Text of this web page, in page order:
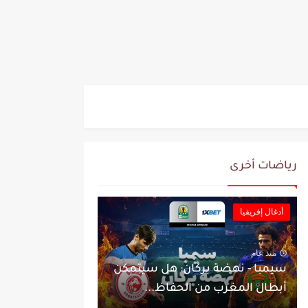
رياضات أخرى
أدغال إفريقيا
منذ عام
سيمبا - نهضة بركان: هل سيتمكن
أبطال المغرب من الحفاظ...